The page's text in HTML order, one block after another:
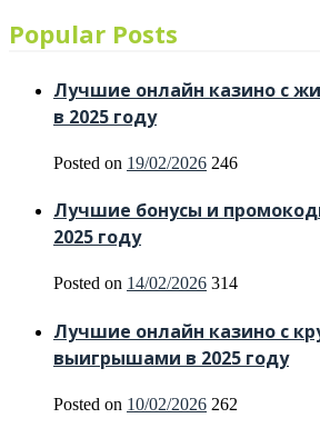
Popular Posts
Лучшие онлайн казино с
в 2025 году
Posted on 19/02/2026 246
Лучшие бонусы и
2025 году
Posted on 14/02/2026 314
Лучшие онлайн казино с
выигрышами в 2025 году
Posted on 10/02/2026 262